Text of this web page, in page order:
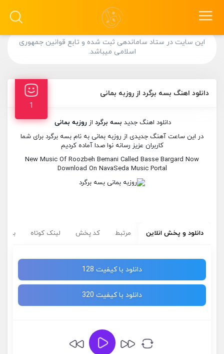
این سایت در ستاد ساماندهی ثبت شده و تابع قوانین جمهوری
اسلامی میباشد.
دانلود اهنگ بسه برگرد از روزبه بمانی
1
دانلود اهنگ جدید بسه برگرد ازروزبه بمانی
در این ساعت آهنگ جدیدی از روزبه بمانی به نام بسه برگرد برای شما
کاربران عزیز رسانه نوا صدا آماده کردیم
New Music Of Roozbeh Bemani Called Basse Bargard Now
Download On NavaSeda Music Portal
دانلود و پخش انلاین مرتبط کد پخش لینک کوتاه
دانلود با کیفیت 128
دانلود با کیفیت 320